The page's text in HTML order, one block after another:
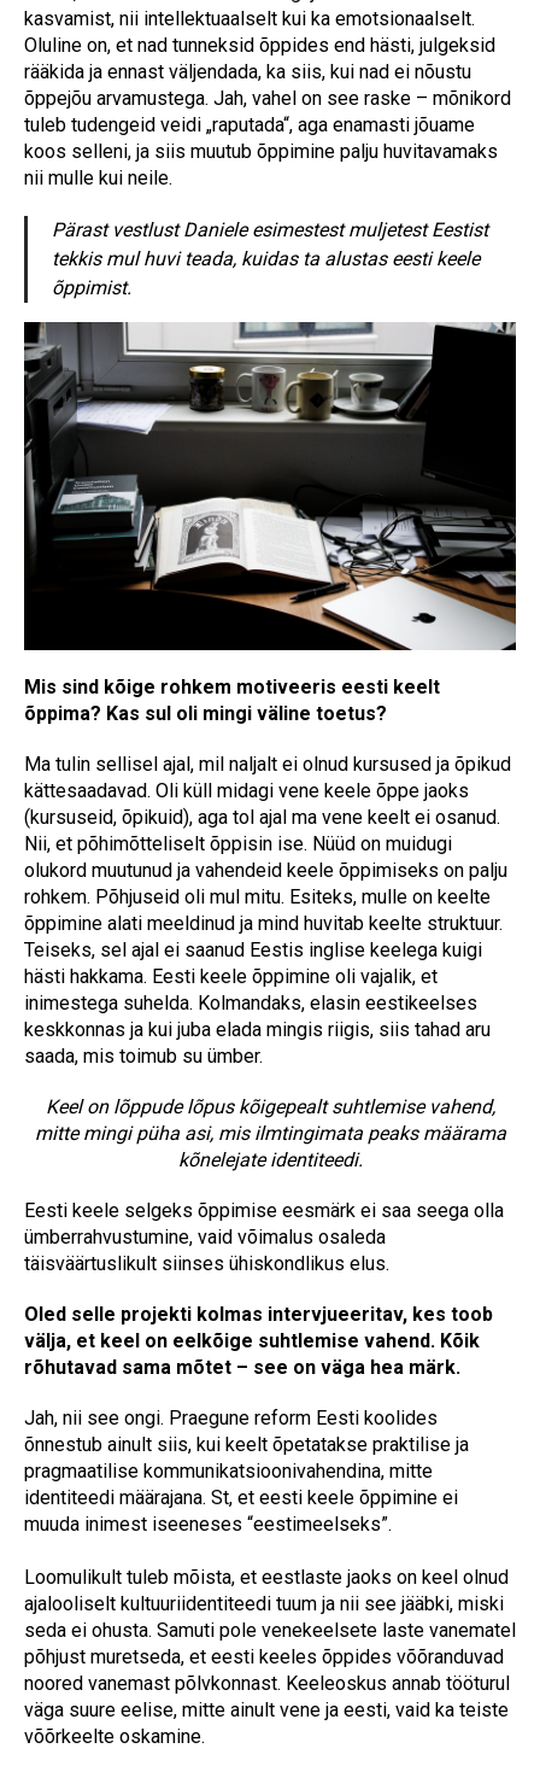
kasvamist, nii intellektuaalselt kui ka emotsionaalselt.
Oluline on, et nad tunneksid õppides end hästi, julgeksid
rääkida ja ennast väljendada, ka siis, kui nad ei nõustu
õppejõu arvamustega. Jah, vahel on see raske – mõnikord
tuleb tudengeid veidi „raputada“, aga enamasti jõuame
koos selleni, ja siis muutub õppimine palju huvitavamaks
nii mulle kui neile.
Pärast vestlust Daniele esimestest muljetest Eestist
tekkis mul huvi teada, kuidas ta alustas eesti keele
õppimist.
Mis sind kõige rohkem motiveeris eesti keelt
õppima? Kas sul oli mingi väline toetus?
Ma tulin sellisel ajal, mil naljalt ei olnud kursused ja õpikud
kättesaadavad. Oli küll midagi vene keele õppe jaoks
(kursuseid, õpikuid), aga tol ajal ma vene keelt ei osanud.
Nii, et põhimõtteliselt õppisin ise. Nüüd on muidugi
olukord muutunud ja vahendeid keele õppimiseks on palju
rohkem. Põhjuseid oli mul mitu. Esiteks, mulle on keelte
õppimine alati meeldinud ja mind huvitab keelte struktuur.
Teiseks, sel ajal ei saanud Eestis inglise keelega kuigi
hästi hakkama. Eesti keele õppimine oli vajalik, et
inimestega suhelda. Kolmandaks, elasin eestikeelses
keskkonnas ja kui juba elada mingis riigis, siis tahad aru
saada, mis toimub su ümber.
Keel on lõppude lõpus kõigepealt suhtlemise vahend,
mitte mingi püha asi, mis ilmtingimata peaks määrama
kõnelejate identiteedi.
Eesti keele selgeks õppimise eesmärk ei saa seega olla
ümberrahvustumine, vaid võimalus osaleda
täisväärtuslikult siinses ühiskondlikus elus.
Oled selle projekti kolmas intervjueeritav, kes toob
välja, et keel on eelkõige suhtlemise vahend. Kõik
rõhutavad sama mõtet – see on väga hea märk.
Jah, nii see ongi. Praegune reform Eesti koolides
õnnestub ainult siis, kui keelt õpetatakse praktilise ja
pragmaatilise kommunikatsioonivahendina, mitte
identiteedi määrajana. St, et eesti keele õppimine ei
muuda inimest iseeneses “eestimeelseks”.
Loomulikult tuleb mõista, et eestlaste jaoks on keel olnud
ajalooliselt kultuuriidentiteedi tuum ja nii see jääbki, miski
seda ei ohusta. Samuti pole venekeelsete laste vanematel
põhjust muretseda, et eesti keeles õppides võõranduvad
noored vanemast põlvkonnast. Keeleoskus annab tööturul
väga suure eelise, mitte ainult vene ja eesti, vaid ka teiste
võõrkeelte oskamine.